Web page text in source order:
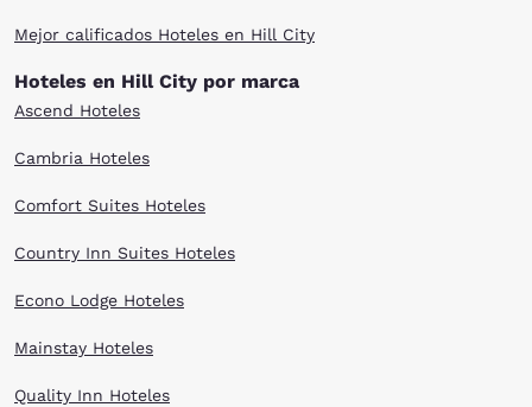
Mejor calificados Hoteles en Hill City
Hoteles en Hill City por marca
Ascend Hoteles
Cambria Hoteles
Comfort Suites Hoteles
Country Inn Suites Hoteles
Econo Lodge Hoteles
Mainstay Hoteles
Quality Inn Hoteles